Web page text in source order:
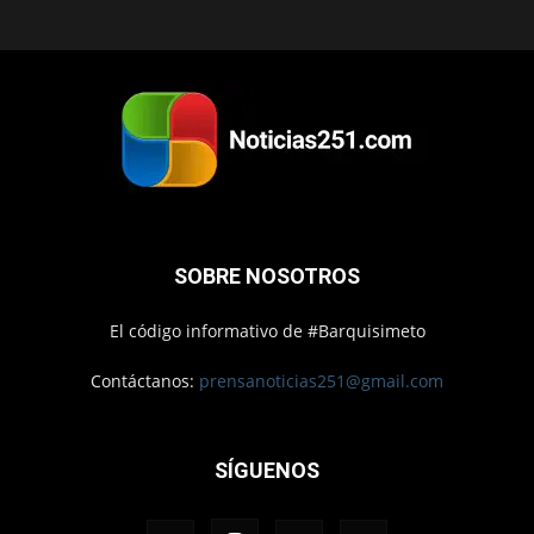
SOBRE NOSOTROS
El código informativo de #Barquisimeto
Contáctanos: prensanoticias251@gmail.com
SÍGUENOS